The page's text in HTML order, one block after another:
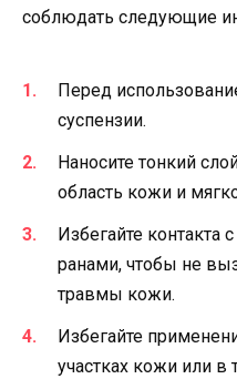
соблюдать следующие
Перед
суспензии.
Наносите тонкий
область кожи и
Избегайте
ранами, чтобы не
травмы кожи.
Избегайте
участках кожи или в